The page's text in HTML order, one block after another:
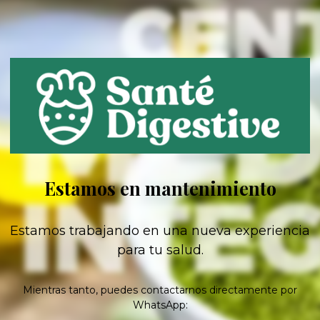
Estamos en mantenimiento
Estamos trabajando en una nueva experiencia
para tu salud.
Mientras tanto, puedes contactarnos directamente por
WhatsApp: